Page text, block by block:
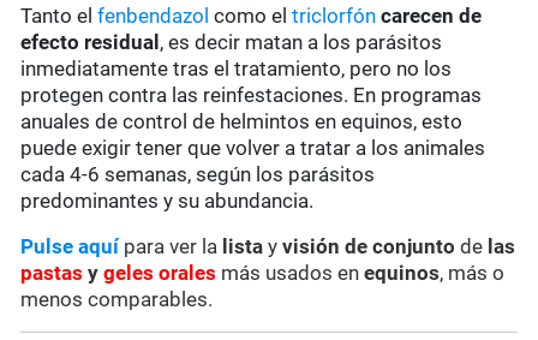
Tanto elfenbendazol como eltriclorfón carecen de
efecto residual , es decir matan a los parásitos
inmediatamente tras el tratamiento, pero no los
protegen contra las reinfestaciones. En programas
anuales de control de helmintos en equinos, esto
puede exigir tener que volver a tratar a los animales
cada 4-6 semanas, según los parásitos
predominantes y su abundancia.
Pulse aquípara ver la lista yvisión de conjunto de las
pastas ygeles orales más usados en equinos, más o
menos comparables.